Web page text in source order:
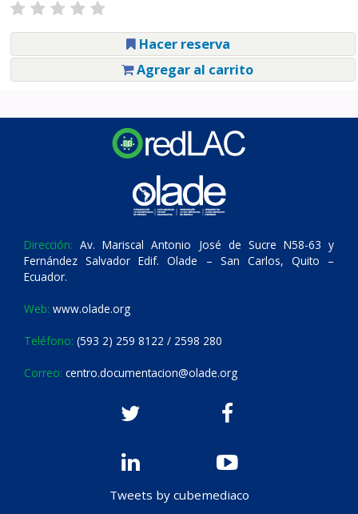
Hacer reserva
Agregar al carrito
Dirección: Av. Mariscal Antonio José de Sucre N58-63 y
Fernández Salvador Edif. Olade – San Carlos, Quito –
Ecuador.
Web: www.olade.org
Teléfono: (593 2) 259 8122 / 2598 280
Correo: centro.documentacion@olade.org
Tweets by cubemediaco